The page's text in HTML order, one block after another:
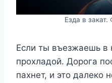
Езда в
Если ты въезжаешь в
прохладой. Дорога
пахнет, и это далеко